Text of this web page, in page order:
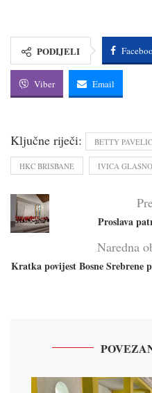
PODIJELI
Viber Email
Ključne riječi: BETTY PAVELIC
HKC BRISBANE IVICA
Proslava
Naredna
Kratka povijest Bosne Srebrene